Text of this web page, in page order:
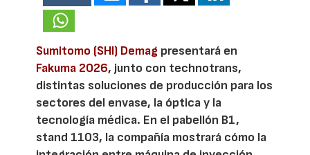
Sumitomo (SHI) Demag presentará en
Fakuma 2026, junto con technotrans,
distintas soluciones de producción para los
sectores del envase, la óptica y la
tecnología médica. En el pabellón B1,
stand 1103, la compañía mostrará cómo la